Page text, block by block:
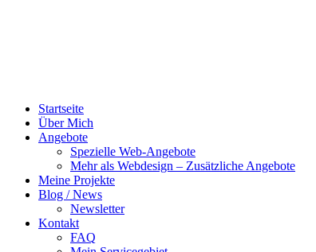
Startseite
Über Mich
Angebote
Spezielle Web-Angebote
Mehr als Webdesign – Zusätzliche Angebote
Meine Projekte
Blog / News
Newsletter
Kontakt
FAQ